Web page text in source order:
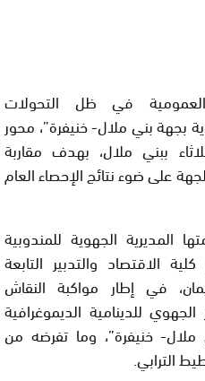
في ظل التحولات
بجهة بني ملال- خنيفرة”، محور
ببني ملال، بهدف مقاربة
على ضوء نتائج الإحصاء العام
المديرية الجهوية للمندوبية
الاقتصاد والتدبير التابعة
في إطار مواكبة النقاش
للدينامية الديموغرافية
خنيفرة”، وما تفرضه من
الترابي.